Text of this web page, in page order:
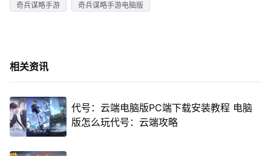
奇兵谋略手游
奇兵谋略手游电脑版
相关资讯
代号：云端电脑版PC端下载安装教程 电脑
版怎么玩代号：云端攻略